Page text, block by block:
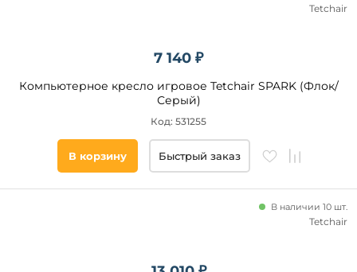
7 140 ₽
Компьютерное кресло игровое Tetchair SPARK (Флок/
Серый)
Код: 531255
Tetchair
В корзину Быстрый заказ
В наличии 10 шт.
Tetchair